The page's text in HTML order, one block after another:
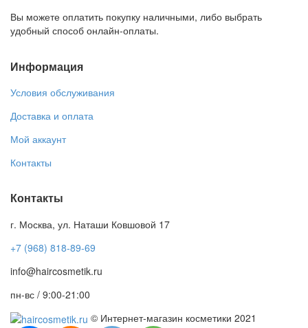
Вы можете оплатить покупку наличными, либо выбрать
удобный способ онлайн-оплаты.
Информация
Условия обслуживания
Доставка и оплата
Мой аккаунт
Контакты
Контакты
г. Москва, ул. Наташи Ковшовой 17
+7 (968) 818-89-69
info@haircosmetik.ru
пн-вс / 9:00-21:00
© Интернет-магазин косметики 2021